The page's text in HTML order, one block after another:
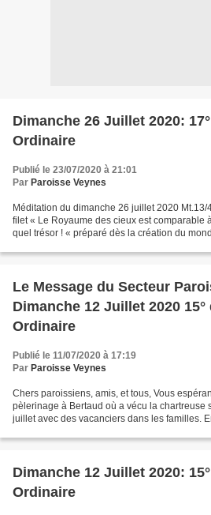
Dimanche 26 Juillet 2020:
Ordinaire
Publié le 23/07/2020 à 21:01
Par Paroisse Veynes
Méditation du dimanche 26 juillet 2020 Mt.13/
filet « Le Royaume des cieux est comparable
quel trésor ! « préparé dès la création du
Le Message du Secteur
Dimanche 12 Juillet 2020 15°
Ordinaire
Publié le 11/07/2020 à 17:19
Par Paroisse Veynes
Chers paroissiens, amis, et tous, Vous
pèlerinage à Bertaud où a vécu la chartreuse
juillet avec des vacanciers dans les familles.
Dimanche 12 Juillet 2020:
Ordinaire